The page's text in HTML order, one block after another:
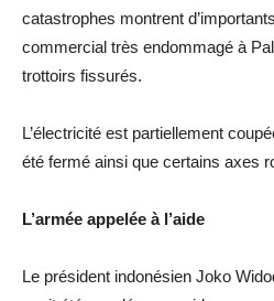
catastrophes montrent
commercial très endommagé à
trottoirs fissurés.
L’électricité est partiellement
été fermé ainsi que certains axes
L’armée appelée à l’aide
Le président indonésien Joko